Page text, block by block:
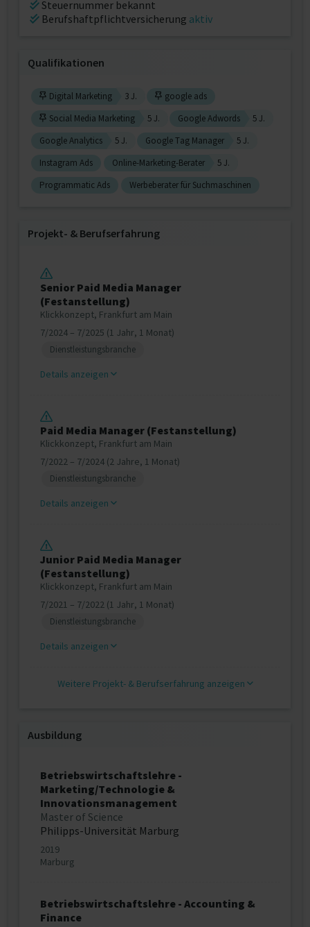
Steuernummer bekannt
Berufshaftpflichtversicherung aktiv
Qualifikationen
Digital Marketing 3 J.
google ads
Social Media Marketing
5 J. Google Adwords
5 J.
Google Analytics
5 J. Google Tag Manager
5 J.
Instagram Ads
Online-Marketing-Berater
5 J.
Programmatic Ads
Werbeberater für Suchmaschinen
Projekt‐ & Berufserfahrung
Senior Paid Media Manager
(Festanstellung)
Klickkonzept, Frankfurt am Main
7/2024 – 7/2025 (1 Jahr, 1 Monat)
Dienstleistungsbranche
Details anzeigen
Paid Media Manager (Festanstellung)
Klickkonzept, Frankfurt am Main
7/2022 – 7/2024 (2 Jahre, 1 Monat)
Dienstleistungsbranche
Details anzeigen
Junior Paid Media Manager
(Festanstellung)
Klickkonzept, Frankfurt am Main
7/2021 – 7/2022 (1 Jahr, 1 Monat)
Dienstleistungsbranche
Details anzeigen
Weitere Projekt‐ & Berufserfahrung anzeigen
Ausbildung
Betriebswirtschaftslehre -
Marketing/Technologie &
Innovationsmanagement
Master of Science
Philipps-Universität Marburg
2019
Marburg
Betriebswirtschaftslehre - Accounting &
Finance